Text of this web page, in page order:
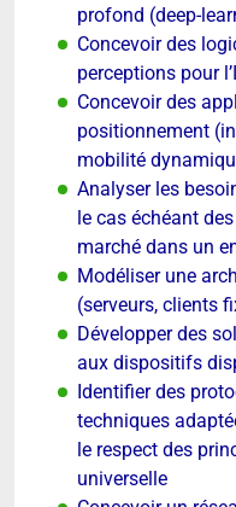
profond (deep-
Concevoir des
perceptions pour
Concevoir des
positionnement
mobilité
Analyser les
le cas échéant
marché dans un
Modéliser une
(serveurs, clients
Développer des
aux dispositifs
Identifier des
techniques
le respect des
universelle